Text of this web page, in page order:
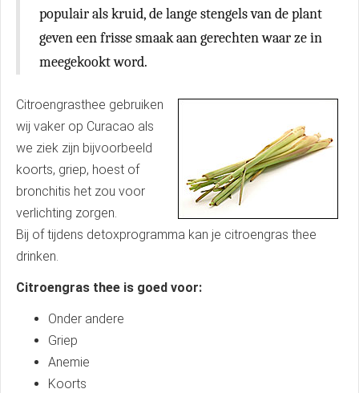
populair als kruid, de lange stengels van de plant
geven een frisse smaak aan gerechten waar ze in
meegekookt word.
Citroengrasthee gebruiken
wij vaker op Curacao als
we ziek zijn bijvoorbeeld
koorts, griep, hoest of
bronchitis het zou voor
verlichting zorgen.
Bij of tijdens detoxprogramma kan je citroengras thee
drinken.
Citroengras thee is goed voor:
Onder andere
Griep
Anemie
Koorts